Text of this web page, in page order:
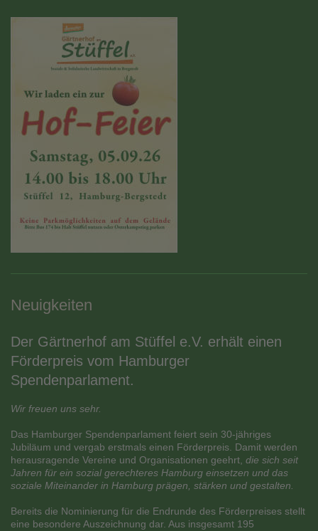
Neuigkeiten
Der Gärtnerhof am Stüffel e.V. erhält einen
Förderpreis vom Hamburger
Spendenparlament.
Wir freuen uns sehr.
Das Hamburger Spendenparlament feiert sein 30-jähriges
Jubiläum und vergab erstmals einen Förderpreis. Damit werden
herausragende Vereine und Organisationen geehrt, die sich seit
Jahren für ein sozial gerechteres Hamburg einsetzen und das
soziale Miteinander in Hamburg prägen, stärken und gestalten.
Bereits die Nominierung für die Endrunde des Förderpreises stellt
eine besondere Auszeichnung dar. Aus insgesamt 195